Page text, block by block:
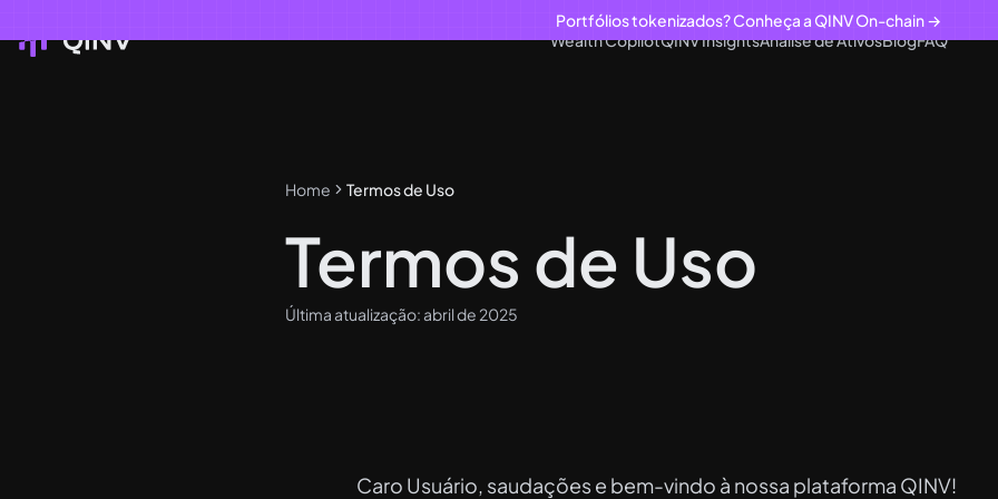
Portfólios tokenizados? Conheça a QINV On-chain →
Wealth CopilotQINV InsightsAnálise de AtivosBlogFAQ
Home Termos de Uso
Termos de Uso
Última atualização: abril de 2025
Caro Usuário, saudações e bem-vindo à nossa plataforma QINV!